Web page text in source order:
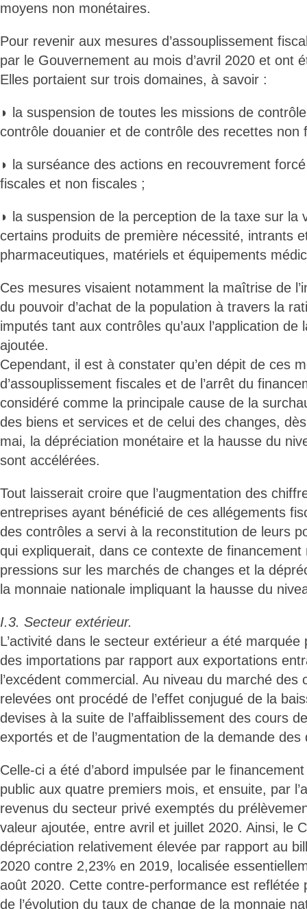
moyens non monétaires.
Pour revenir aux mesures d’assouplissement
par le Gouvernement au mois d’avril 2020 et ont
Elles portaient sur trois domaines, à savoir :
◗ la suspension de toutes les missions de
contrôle douanier et de contrôle des recettes non
◗ la surséance des actions en recouvrement
fiscales et non fiscales ;
◗ la suspension de la perception de la taxe sur la
certains produits de première nécessité, intrants
pharmaceutiques, matériels et équipements
Ces mesures visaient notamment la maîtrise de
du pouvoir d’achat de la population à travers la
imputés tant aux contrôles qu’aux l’application de
ajoutée.
Cependant, il est à constater qu’en dépit de ces
d’assouplissement fiscales et de l’arrêt du
considéré comme la principale cause de la
des biens et services et de celui des changes,
mai, la dépréciation monétaire et la hausse du
sont accélérées.
Tout laisserait croire que l’augmentation des
entreprises ayant bénéficié de ces allégements
des contrôles a servi à la reconstitution de leurs
qui expliquerait, dans ce contexte de financement
pressions sur les marchés de changes et la
la monnaie nationale impliquant la hausse du
I.3. Secteur extérieur.
L’activité dans le secteur extérieur a été marquée
des importations par rapport aux exportations
l’excédent commercial. Au niveau du marché des
relevées ont procédé de l’effet conjugué de la
devises à la suite de l’affaiblissement des cours
exportés et de l’augmentation de la demande des
Celle-ci a été d’abord impulsée par le
public aux quatre premiers mois, et ensuite, par
revenus du secteur privé exemptés du
valeur ajoutée, entre avril et juillet 2020. Ainsi, le
dépréciation relativement élevée par rapport au
2020 contre 2,23% en 2019, localisée
août 2020. Cette contre-performance est reflétée
de l’évolution du taux de change de la monnaie